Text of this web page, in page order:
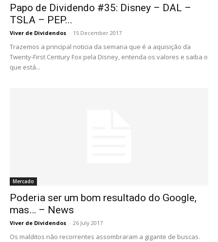
Papo de Dividendo #35: Disney – DAL –
TSLA – PEP...
Viver de Dividendos - 15 December 2017
Trazemos a principal noticia da semana que é a aquisição da
Twenty-First Century Fox pela Disney, entenda os valores e saiba o
que está...
Mercado
Poderia ser um bom resultado do Google,
mas… – News
Viver de Dividendos - 26 July 2017
Os malditos não recorrentes assombraram a gigante de buscas.